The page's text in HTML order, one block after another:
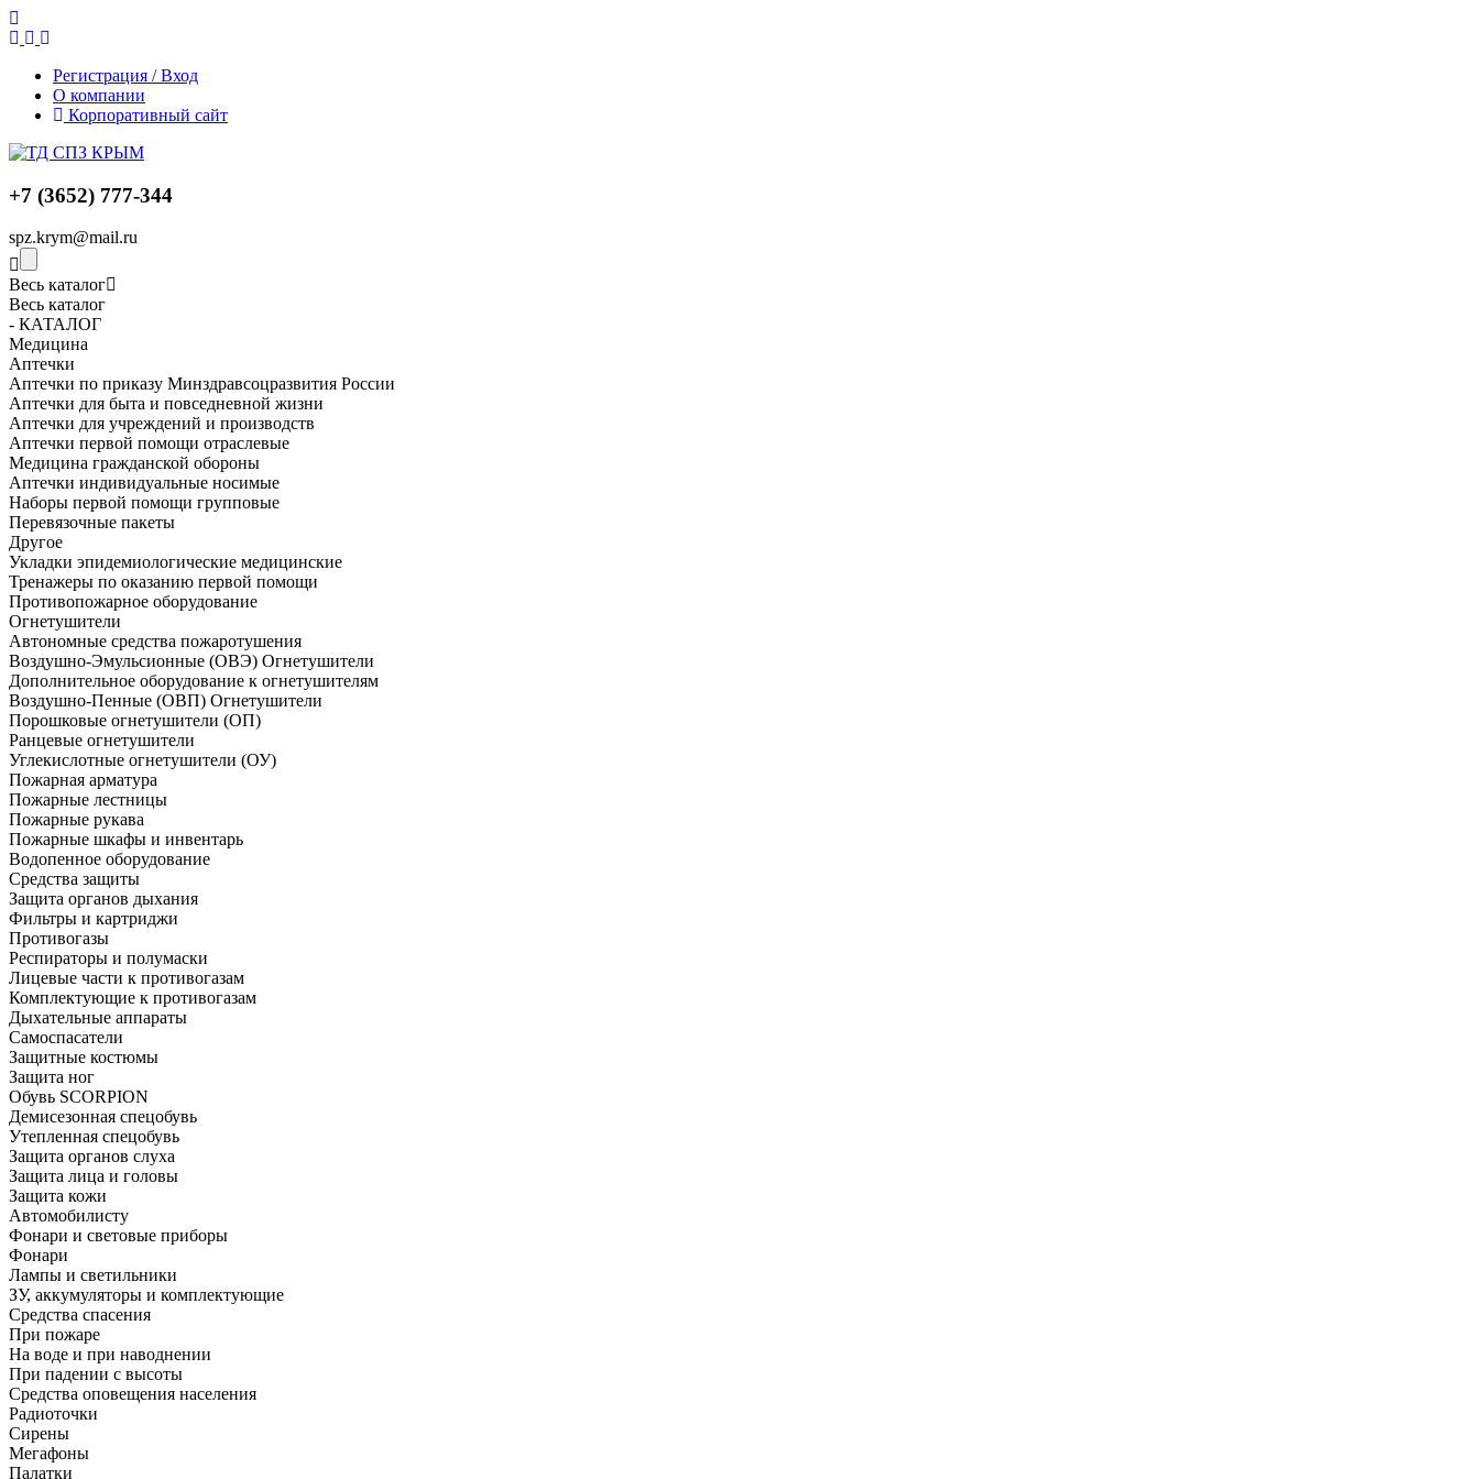
Регистрация / Вход
О компании
Корпоративный сайт
+7 (3652) 777-344
spz.krym@mail.ru
Весь каталог
Весь каталог
- КАТАЛОГ
Медицина
Аптечки
Аптечки по приказу Минздравсоцразвития России
Аптечки для быта и повседневной жизни
Аптечки для учреждений и производств
Аптечки первой помощи отраслевые
Медицина гражданской обороны
Аптечки индивидуальные носимые
Наборы первой помощи групповые
Перевязочные пакеты
Другое
Укладки эпидемиологические медицинские
Тренажеры по оказанию первой помощи
Противопожарное оборудование
Огнетушители
Автономные средства пожаротушения
Воздушно-Эмульсионные (ОВЭ) Огнетушители
Дополнительное оборудование к огнетушителям
Воздушно-Пенные (ОВП) Огнетушители
Порошковые огнетушители (ОП)
Ранцевые огнетушители
Углекислотные огнетушители (ОУ)
Пожарная арматура
Пожарные лестницы
Пожарные рукава
Пожарные шкафы и инвентарь
Водопенное оборудование
Средства защиты
Защита органов дыхания
Фильтры и картриджи
Противогазы
Респираторы и полумаски
Лицевые части к противогазам
Комплектующие к противогазам
Дыхательные аппараты
Самоспасатели
Защитные костюмы
Защита ног
Обувь SCORPION
Демисезонная спецобувь
Утепленная спецобувь
Защита органов слуха
Защита лица и головы
Защита кожи
Автомобилисту
Фонари и световые приборы
Фонари
Лампы и светильники
ЗУ, аккумуляторы и комплектующие
Средства спасения
При пожаре
На воде и при наводнении
При падении с высоты
Средства оповещения населения
Радиоточки
Сирены
Мегафоны
Палатки